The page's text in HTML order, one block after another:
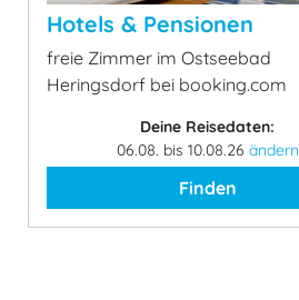
Hotels & Pensionen
freie Zimmer im Ostseebad
Heringsdorf bei booking.com
Deine Reisedaten:
06.08. bis 10.08.26 ändern
Finden